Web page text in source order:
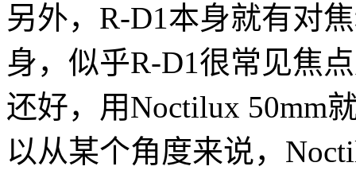
另外，R-D1本身就有对
身，似乎R-D1很常见焦
还好，用Noctilux 50mm
以从某个角度来说，